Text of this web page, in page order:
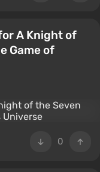
A Knight of
Game of
0